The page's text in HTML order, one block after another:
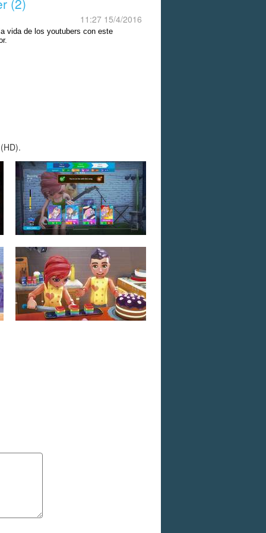
(2)
11:27 15/4/2016
vida de los youtubers con este